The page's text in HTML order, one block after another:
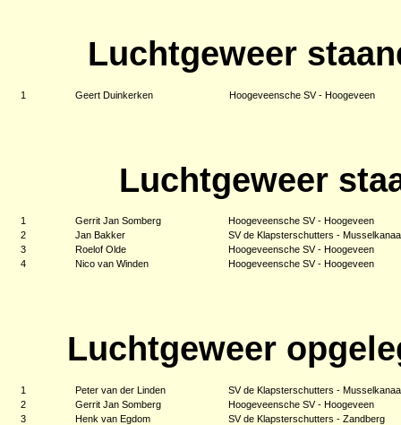
Luchtgeweer
1 Geert Duinkerken Hoogeveensche SV - Hoogeveen
Luchtgeweer
1 Gerrit Jan Somberg
Hoogeveensche SV - Hoogeveen
2
Jan Bakker
SV de Klapsterschutters -
3
Roelof Olde
Hoogeveensche SV - Hoogeveen
4
Nico van Winden Hoogeveensche SV - Hoogeveen
Luchtgeweer
1 Peter van der Linden
SV de Klapsterschutters -
2
Gerrit Jan Somberg
Hoogeveensche SV - Hoogeveen
3
Henk van Egdom SV de Klapsterschutters - Zandberg